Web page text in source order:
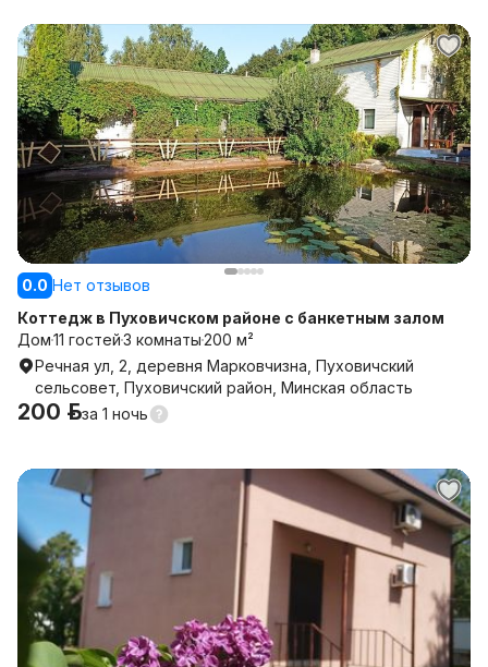
0.0 Нет отзывов
Коттедж в Пуховичском районе с банкетным залом
Дом11 гостей3 комнаты200 м²
Речная ул, 2, деревня Марковчизна, Пуховичский
сельсовет, Пуховичский район, Минская область
200 р.за 1 ночь